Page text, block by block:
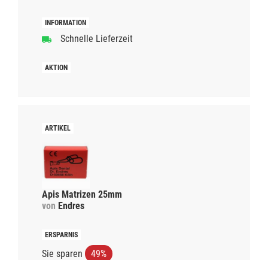
Schnelle Lieferzeit
Apis Matrizen 25mm
von Endres
Sie sparen 49%